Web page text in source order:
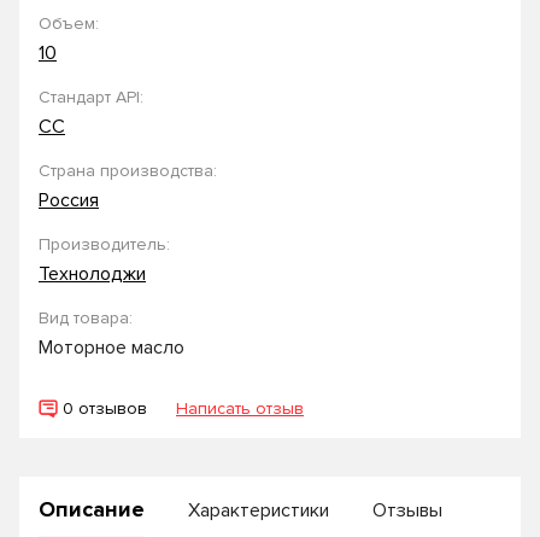
Объем:
10
Стандарт API:
CC
Страна производства:
Россия
Производитель:
Технолоджи
Вид товара:
Моторное масло
0 отзывов Написать отзыв
Описание Характеристики Отзывы